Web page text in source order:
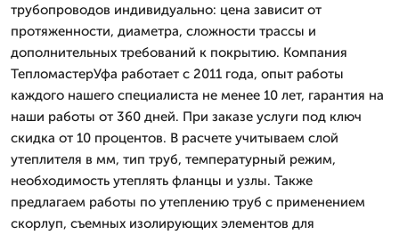
трубопроводов индивидуально: цена зависит от
протяженности, диаметра, сложности трассы и
дополнительных требований к покрытию. Компания
ТепломастерУфа работает с 2011 года, опыт работы
каждого нашего специалиста не менее 10 лет, гарантия на
наши работы от 360 дней. При заказе услуги под ключ
скидка от 10 процентов. В расчете учитываем слой
утеплителя в мм, тип труб, температурный режим,
необходимость утеплять фланцы и узлы. Также
предлагаем работы по утеплению труб с применением
скорлуп, съемных изолирующих элементов для